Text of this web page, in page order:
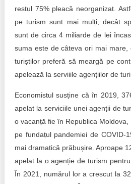
restul 75% pleacă neorganizat.
pe turism sunt mai mulți, decât
sunt de circa 4 miliarde de lei
suma este de câteva ori mai
turiștilor preferă să meargă pe
apelează la serviiile agențiilor de
Economistul susține că în 2019,
apelat la serviciile unei agenții de
o vacanță fie în Republica Moldova,
pe fundațul pandemiei de COVID-
mai dramatică prăbușire. Aproape
apelat la o agenție de turism
În 2021, numărul lor a crescut la